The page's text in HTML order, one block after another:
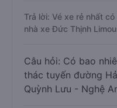
Trả lời: Vé xe rẻ nhất
nhà xe Đức Thịnh
Câu hỏi: Có bao
thác tuyến đường
Quỳnh Lưu - Nghệ